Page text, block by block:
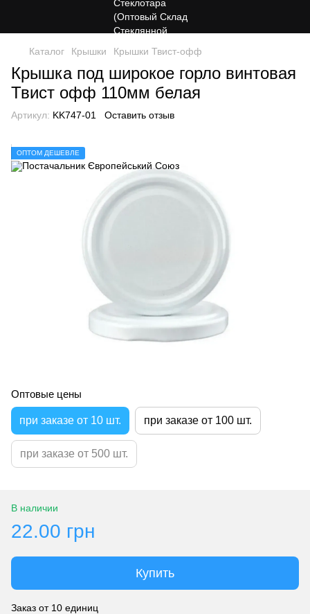
Каталог Крышки Крышки Твист-офф
Крышка под широкое горло винтовая
Твист офф 110мм белая
Артикул: KK747-01 Оставить отзыв
ОПТОМ ДЕШЕВЛЕ
Оптовые цены
при заказе от 10 шт. при заказе от 100 шт.
при заказе от 500 шт.
В наличии
22.00 грн
Купить
Заказ от 10 единиц